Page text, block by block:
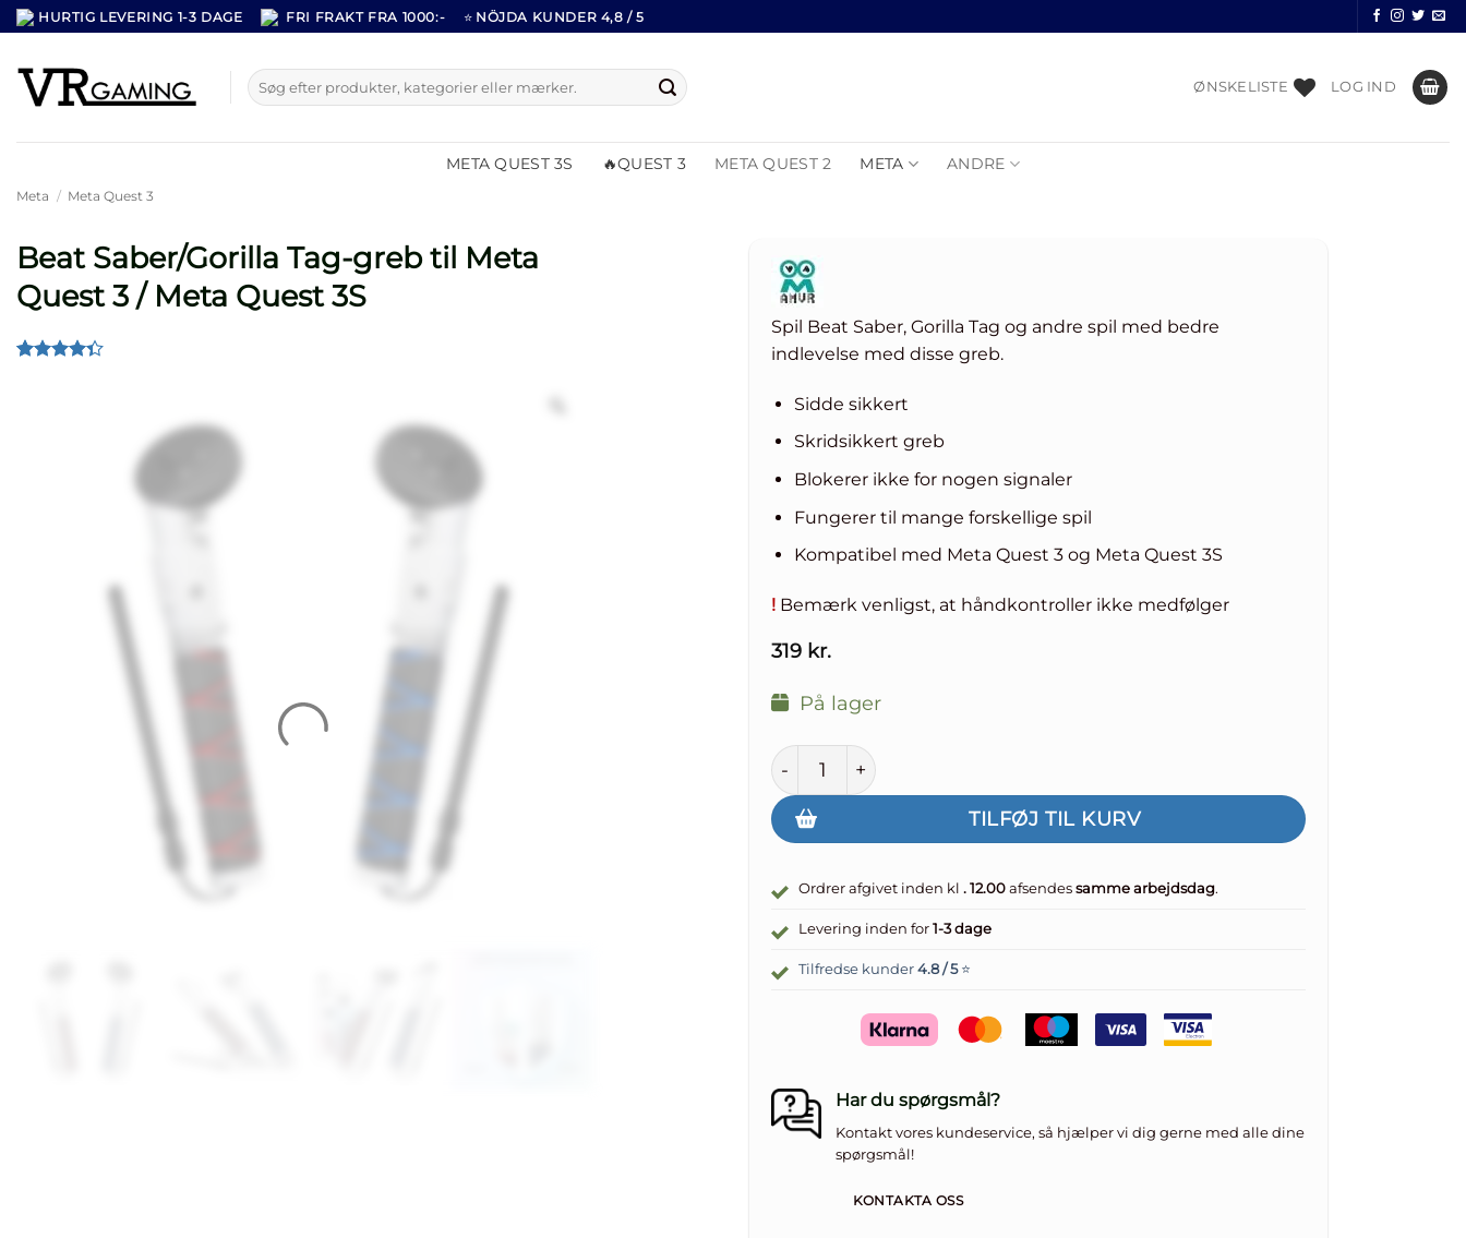
Fortsæt
til
indhold
HURTIG LEVERING 1-3 DAGE FRI FRAKT FRA 1000:- ⭐ NÖJDA KUNDER 4,8 / 5
Søg
efter:
ØNSKELISTE LOG IND
META QUEST 3S 🔥QUEST 3 META QUEST 2 META ANDRE
Meta / Meta Quest 3
Beat Saber/Gorilla Tag-greb til Meta
Quest 3 / Meta Quest 3S
kundebedømmelser
Spil Beat Saber, Gorilla Tag og andre spil med bedre
indlevelse med disse greb.
Sidde sikkert
Skridsikkert greb
Blokerer ikke for nogen signaler
Fungerer til mange forskellige spil
Kompatibel med Meta Quest 3 og Meta Quest 3S
! Bemærk venligst, at håndkontroller ikke medfølger
319 kr.
På lager
Beat Saber/Gorilla Tag-greb til Meta Quest 3 / Meta Quest 3S antal
TILFØJ TIL KURV
Ordrer afgivet inden kl . 12.00 afsendes samme arbejdsdag.
Levering inden for 1-3 dage
Tilfredse kunder 4.8 / 5⭐
Har du spørgsmål?
Kontakt vores kundeservice, så hjælper vi dig gerne med alle dine
spørgsmål!
KONTAKTA OSS